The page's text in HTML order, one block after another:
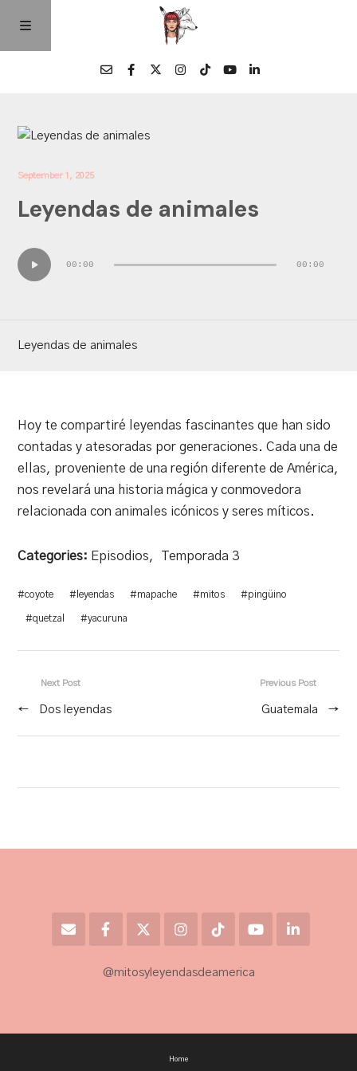
Quienes Somos
Contacto
September 1, 2025
Leyendas de animales
Audio
Player
00:00 00:00
Leyendas de animales
Hoy te compartiré leyendas fascinantes que han sido
contadas y atesoradas por generaciones. Cada una de
ellas, proveniente de una región diferente de América,
nos revelará una historia mágica y conmovedora
relacionada con animales icónicos y seres míticos.
Categories: Episodios, Temporada 3
#coyote # leyendas #mapache #mitos #pingüino
#quetzal #yacuruna
Previous Post
Guatemala →
Next Post
← Dos leyendas
@mitosyleyendasdeamerica
Home